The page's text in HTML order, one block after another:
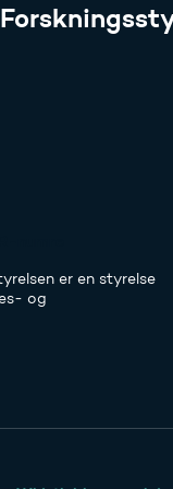
er en styrelse
og